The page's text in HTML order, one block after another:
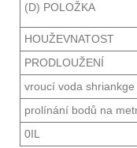
(D) POLOŽKA
HOUŽEVNATOST
PRODLOUŽENÍ
vroucí voda shriankge
prolínání bodů na
0IL